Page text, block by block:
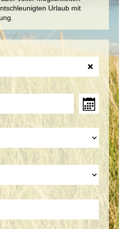
Urlaub mit